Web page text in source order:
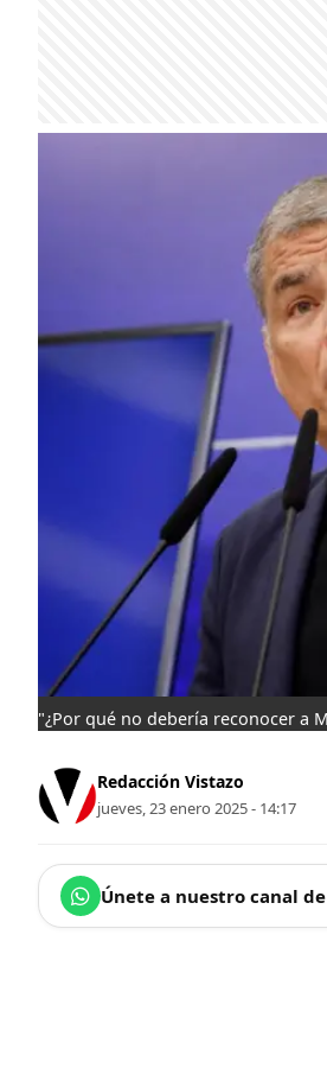
"¿Por qué no debería reconocer a
Redacción Vistazo
jueves, 23 enero 2025 - 14:17
Únete a nuestro canal